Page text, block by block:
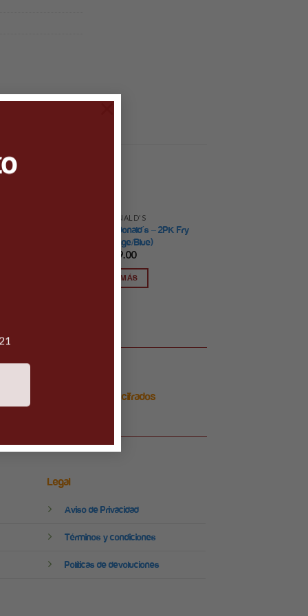
×
MC DONALD'S
POP Ad Icons: McDonald´s – 2PK Fry
Guy (orange/Blue)
599.00
LEER MÁS
Pagos 100% seguros y cifrados
Legal
Aviso de Privacidad
Términos y condiciones
Políticas de devoluciones